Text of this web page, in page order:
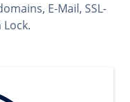
E-Mail, SSL-